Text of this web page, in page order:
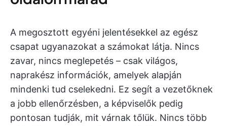
A megosztott egyéni jelentésekkel az egész
csapat ugyanazokat a számokat látja. Nincs
zavar, nincs meglepetés – csak világos,
naprakész információk, amelyek alapján
mindenki tud cselekedni. Ez segít a vezetőknek
a jobb ellenőrzésben, a képviselők pedig
pontosan tudják, mit várnak tőlük. Nincs több